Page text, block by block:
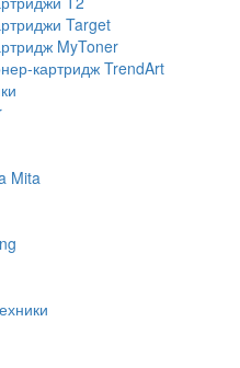
Target
MyToner
картридж TrendArt
Mita